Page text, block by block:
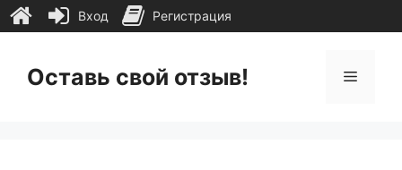
содержимому
Оставь свой отзыв! Меню
Вход Регистрация